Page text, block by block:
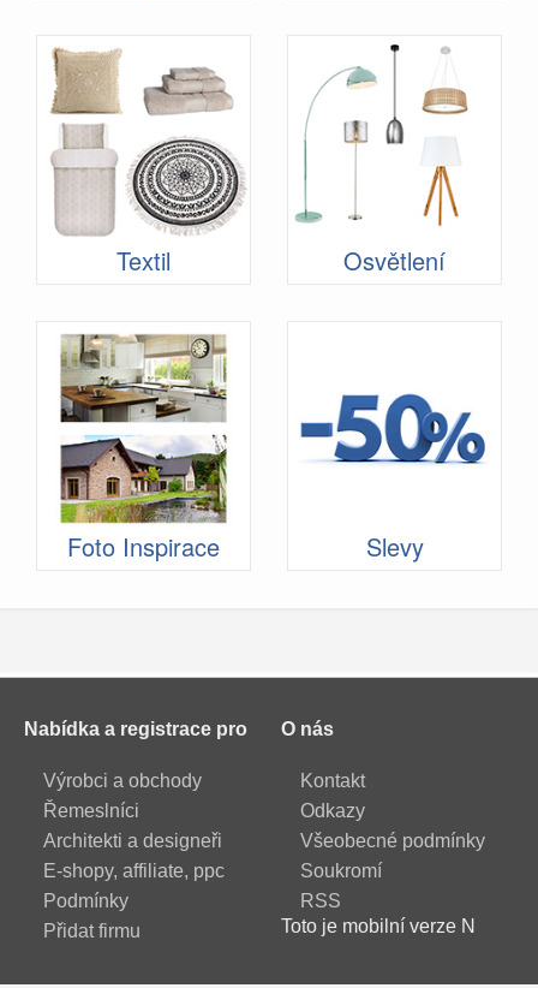
Textil Osvětlení
Foto Inspirace Slevy
Nabídka a registrace pro
Výrobci a obchody
Řemeslníci
Architekti a designeři
E-shopy, affiliate, ppc
Podmínky
Přidat firmu
O nás
Kontakt
Odkazy
Všeobecné podmínky
Soukromí
RSS
Toto je mobilní verze N